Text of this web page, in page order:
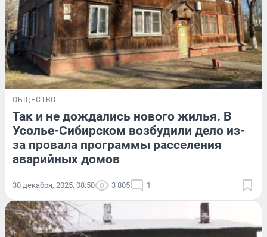
ОБЩЕСТВО
Так и не дождались нового жилья. В
Усолье-Сибирском возбудили дело из-
за провала программы расселения
аварийных домов
30 декабря, 2025, 08:50 3 805 1